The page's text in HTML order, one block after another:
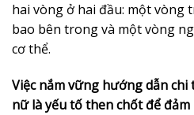
hai vòng ở hai đầu: một vòng
bao bên trong và một vòng
cơ thể.
Việc nắm vững hướng dẫn chi
nữ là yếu tố then chốt để